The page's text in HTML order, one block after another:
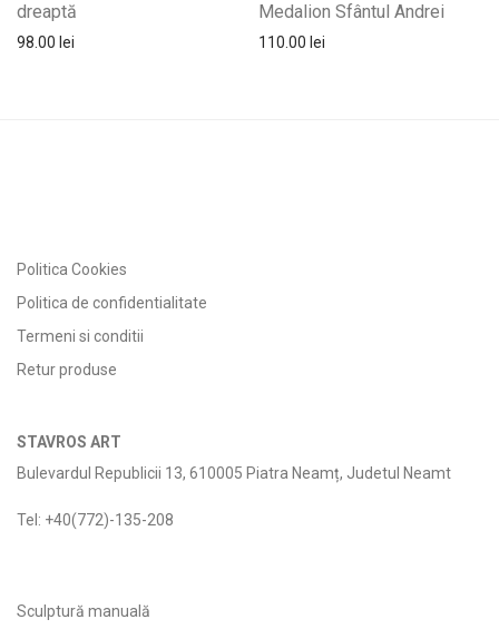
dreaptă
98.00 lei
Medalion Sfântul Andrei
110.00 lei
Politica Cookies
Politica de confidentialitate
Termeni si conditii
Retur produse
STAVROS ART
Bulevardul Republicii 13, 610005 Piatra Neamț, Judetul Neamt
Tel: +40(772)-135-208
Sculptură manuală